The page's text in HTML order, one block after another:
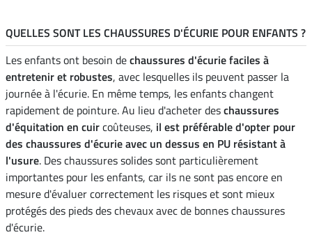
QUELLES SONT LES CHAUSSURES D'ÉCURIE POUR ENFANTS ?
Les enfants ont besoin dechaussures d'écurie faciles à
entretenir et robustes, avec lesquelles ils peuvent passer la
journée à l'écurie. En même temps, les enfants changent
rapidement de pointure. Au lieu d'acheter deschaussures
d'équitation en cuircoûteuses, il est préférable d'opter pour
des chaussures d'écurie avec un dessus en PU résistant à
l'usure. Des chaussures solides sont particulièrement
importantes pour les enfants, car ils ne sont pas encore en
mesure d'évaluer correctement les risques et sont mieux
protégés des pieds des chevaux avec de bonnes chaussures
d'écurie.